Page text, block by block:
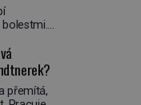
bolestmi.
Když se
si
lety
přemítá,